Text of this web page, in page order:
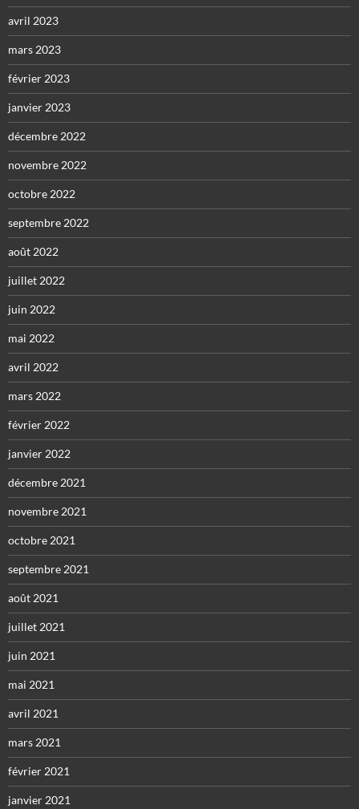
avril 2023
mars 2023
février 2023
janvier 2023
décembre 2022
novembre 2022
octobre 2022
septembre 2022
août 2022
juillet 2022
juin 2022
mai 2022
avril 2022
mars 2022
février 2022
janvier 2022
décembre 2021
novembre 2021
octobre 2021
septembre 2021
août 2021
juillet 2021
juin 2021
mai 2021
avril 2021
mars 2021
février 2021
janvier 2021